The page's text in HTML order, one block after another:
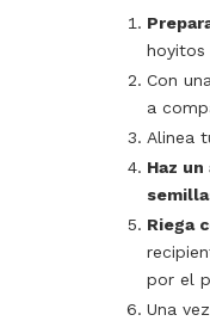
hoyitos
Con
a
Alinea
Haz
Riega
por el
Una